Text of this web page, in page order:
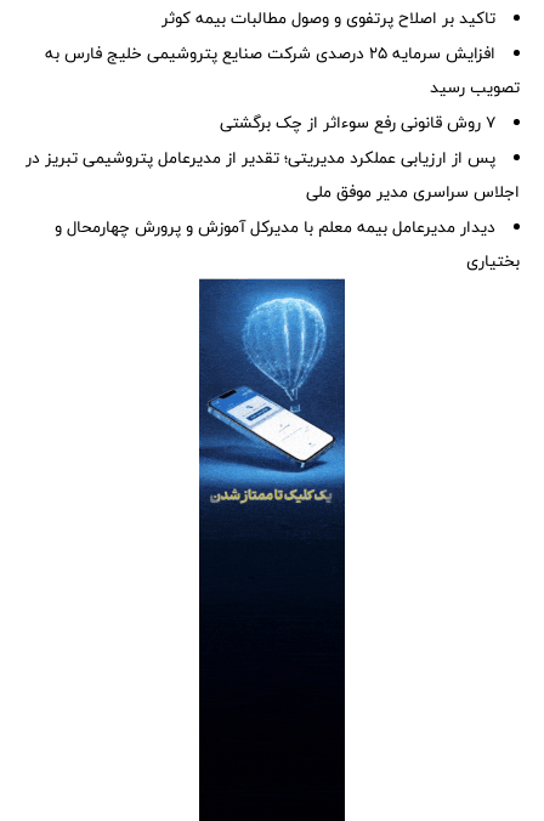
تاکید بر اصلاح پرتفوی و وصول مطالبات بیمه کوثر
افزایش سرمایه ۲۵ درصدی شرکت صنایع پتروشیمی خلیج فارس به
تصویب رسید
۷ روش قانونی رفع سوء‌اثر از چک برگشتی
پس از ارزیابی عملکرد مدیریتی؛ تقدیر از مدیرعامل پتروشیمی تبریز در
اجلاس سراسری مدیر موفق ملی
دیدار مدیرعامل بیمه معلم با مدیرکل آموزش و پرورش چهارمحال و
بختیاری